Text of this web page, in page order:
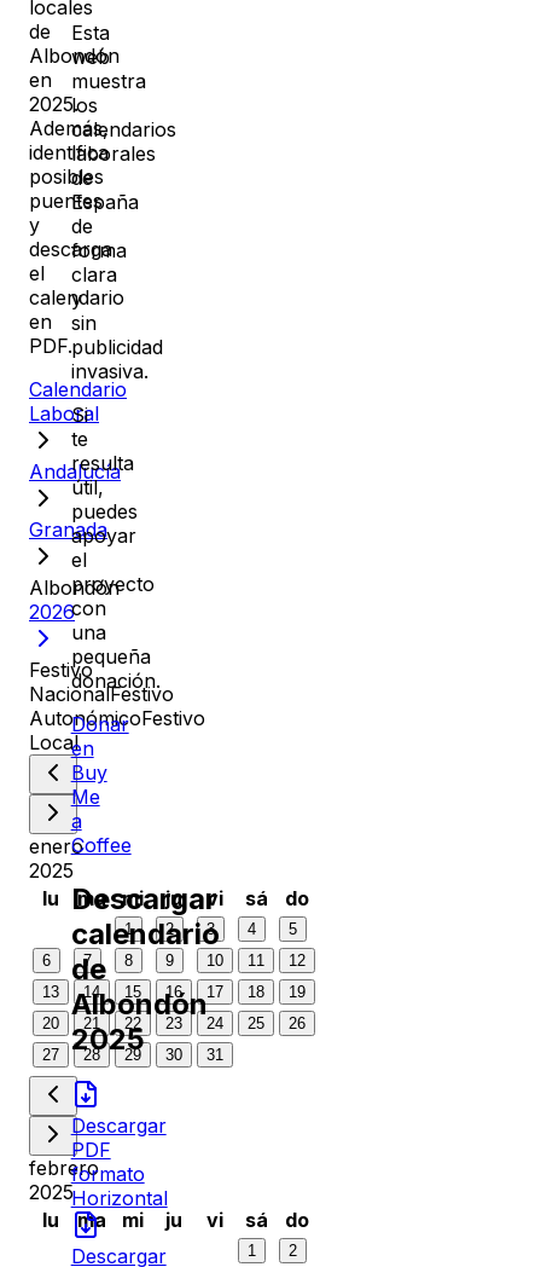
locales
de
Albondón
en
2025.
Además,
identifica
posibles
puentes
y
descarga
el
calendario
en
PDF.
Calendario
Laboral
Andalucía
Granada
Albondón
2026
Festivo
NacionalFestivo
AutonómicoFestivo
Local
enero
2025
lu
ma mi ju vi sá do
1 2 3 4
5
6
7 8 9 10 11
12
13
14 15 16 17 18
19
20
21 22 23 24 25
26
27
28 29 30 31
febrero
2025
lu
ma mi ju vi sá do
1
2
Esta
web
muestra
los
calendarios
laborales
de
España
de
forma
clara
y
sin
publicidad
invasiva.
Si
te
resulta
útil,
puedes
apoyar
el
proyecto
con
una
pequeña
donación.
Donar
en
Buy
Me
a
Coffee
Descargar
calendario
de
Albondón
2025
Descargar
PDF
formato
Horizontal
Descargar